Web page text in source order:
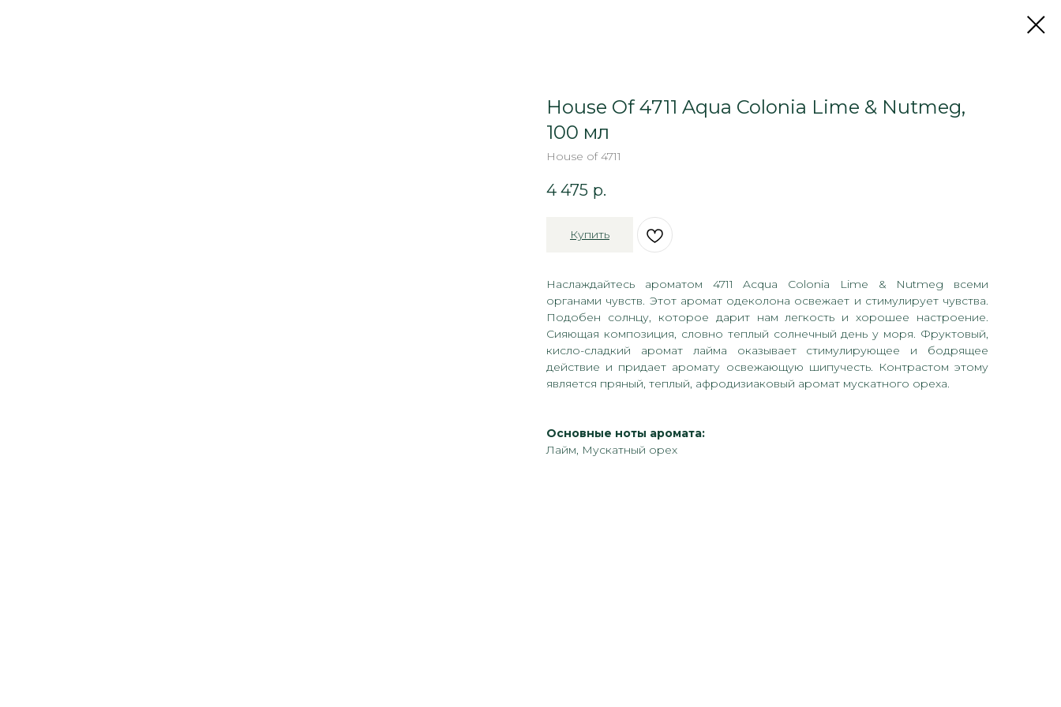
House Of 4711 Aqua Colonia Lime & Nutmeg,
100 мл
House of 4711
4 475 р.
Купить
Наслаждайтесь ароматом 4711 Acqua Colonia Lime & Nutmeg всеми
органами чувств. Этот аромат одеколона освежает и стимулирует чувства.
Подобен солнцу, которое дарит нам легкость и хорошее настроение.
Сияющая композиция, словно теплый солнечный день у моря. Фруктовый,
кисло-сладкий аромат лайма оказывает стимулирующее и бодрящее
действие и придает аромату освежающую шипучесть. Контрастом этому
является пряный, теплый, афродизиаковый аромат мускатного ореха.
Основные ноты аромата:
Лайм, Мускатный орех